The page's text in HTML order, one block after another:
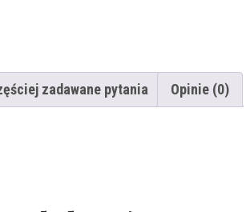
zadawane pytania Opinie (0)